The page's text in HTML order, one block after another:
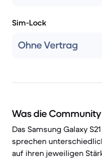
Sim-Lock
Ohne Vertrag
Was die
Das Samsung Galaxy
sprechen
auf ihren jeweiligen